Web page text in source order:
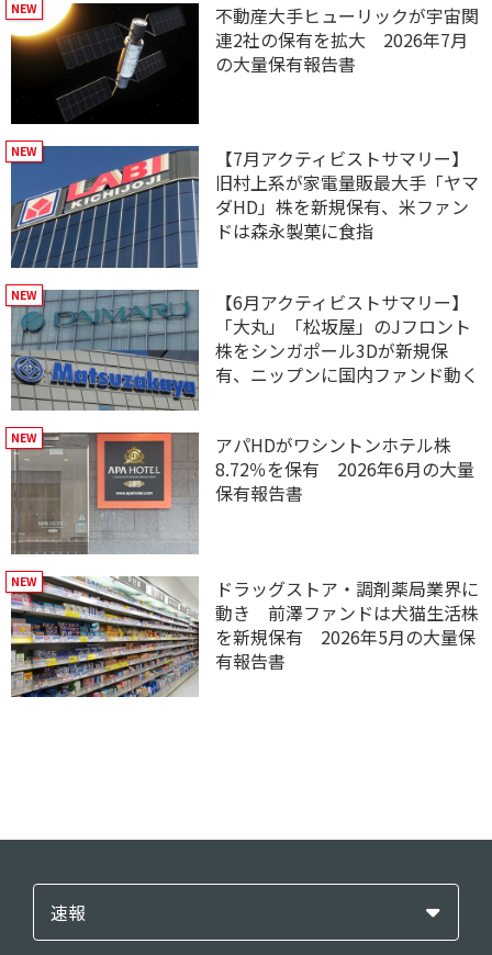
不動産大手ヒューリックが宇宙関
連2社の保有を拡大 2026年7月
の大量保有報告書
【7月アクティビストサマリー】
旧村上系が家電量販最大手「ヤマ
ダHD」株を新規保有、米ファン
ドは森永製菓に食指
【6月アクティビストサマリー】
「大丸」「松坂屋」のJフロント
株をシンガポール3Dが新規保
有、ニップンに国内ファンド動く
アパHDがワシントンホテル株
8.72％を保有 2026年6月の大量
保有報告書
ドラッグストア・調剤薬局業界に
動き 前澤ファンドは犬猫生活株
を新規保有 2026年5月の大量保
有報告書
速報